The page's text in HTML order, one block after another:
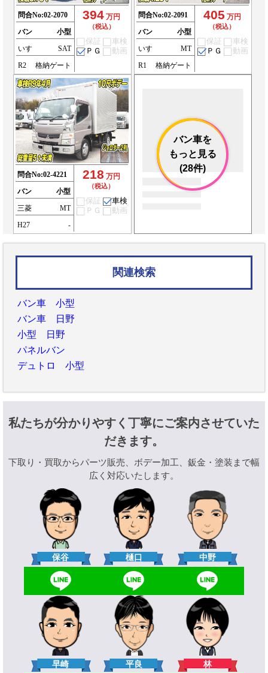
問合No:02-2070
バン
小型
いすゞ
SAT
R2
格納ゲート
394 万円
（税込）
保証
車検
ＰＧ
動画
問合No:02-2091
バン
小型
いすゞ
MT
R1
格納ゲート
405 万円
（税込）
保証
車検
ＰＧ
動画
問合No:02-4221
バン
小型
三菱
MT
H27
-
218 万円
（税込）
保証
車検
ＰＧ
動画
バン車を
もっと見る
(28件)
関連検索
バン車 小型
バン車 日野
小型 日野
パネルバン
デュトロ 小型
私たちが分かりやすく丁寧にご案内させていた
だきます。
下取り・買取からパーツ販売、ボデー加工、鈑金・塗装まで幅
広く対応いたします。
保谷 樋口 中野
早崎 平良 林